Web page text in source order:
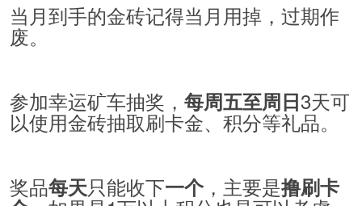
当月到手的金砖记得当月用掉，过期作
废。
参加幸运矿车抽奖， 每周五至周日3天可
以使用金砖抽取刷卡金、积分等礼品。
奖品每天只能收下一个，主要是撸刷卡